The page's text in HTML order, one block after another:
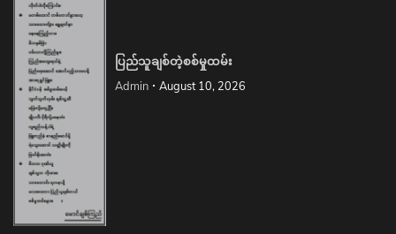
ပြည်သူချစ်တဲ့စစ်မှုထမ်း
Admin August 10, 2026